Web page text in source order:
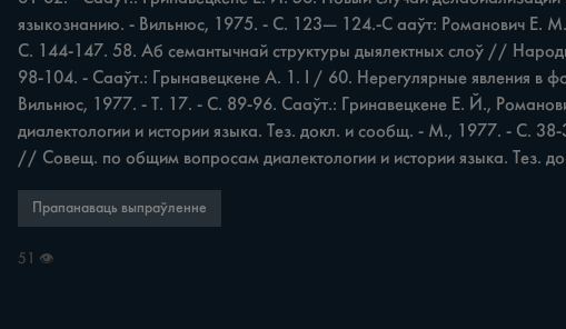
языкознанию. - Вильнюс, 1975. - С. 123— 124.-С ааўт: Романович E.
С. 144-147. 58. Аб семантычнай структуры дыялектных слоў //
98-104. - Сааўт.: Грынавецкене А. 1. I / 60. Нерегулярные явления в
Вильнюс, 1977. - Т. 17. - С. 89-96. Сааўт.: Гринавецкене Е. Й.,
диалектологии и истории языка. Тез. докл. и сообщ. - М., 1977. - С.
// Совещ. по общим вопросам диалектологии и истории языка. Тез.
Прапанаваць выпраўленне
51 👁